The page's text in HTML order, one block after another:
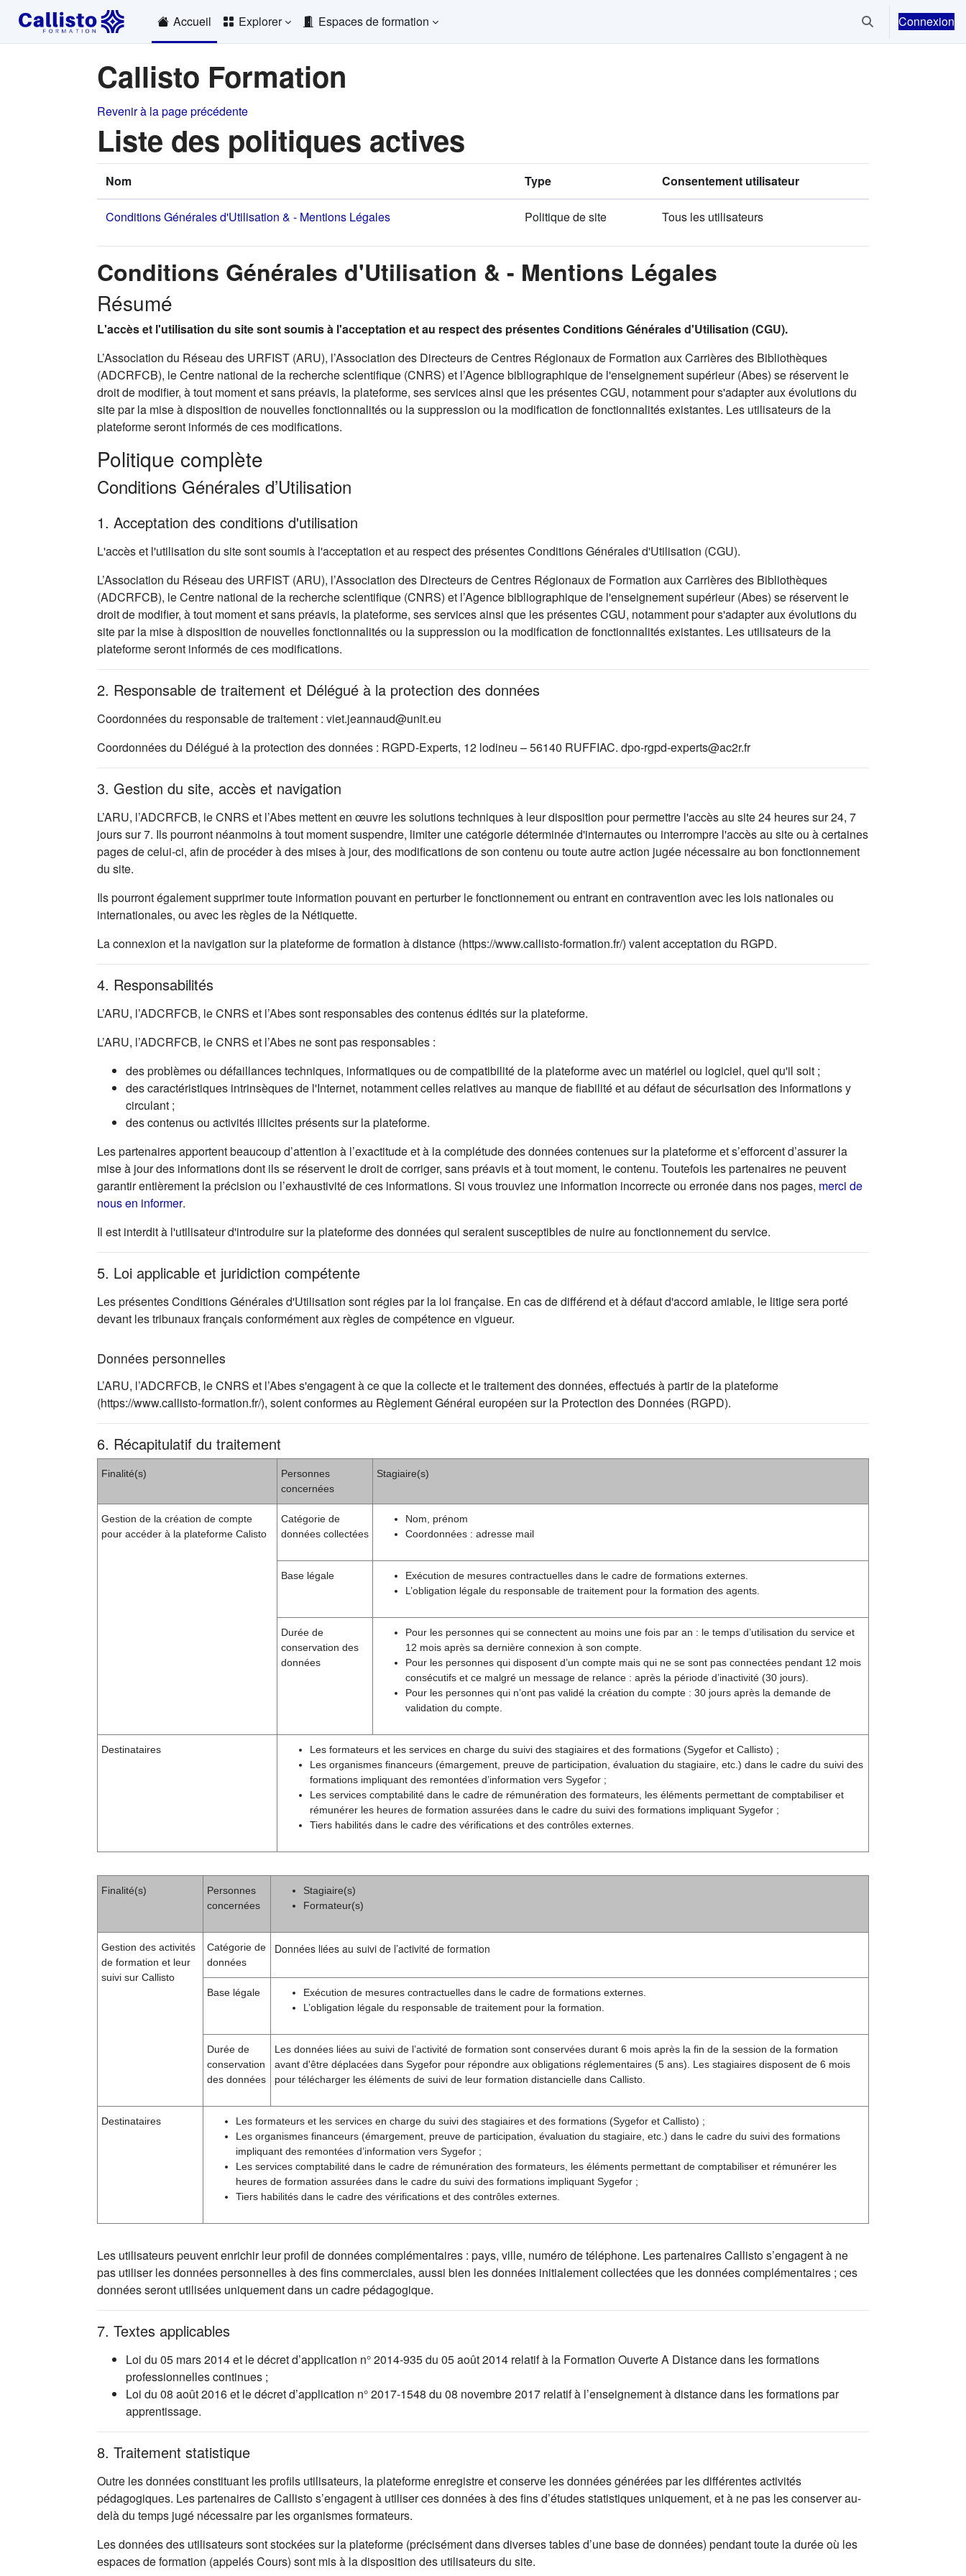
Passer au contenu principal
Accueil
Explorer Espaces de formation Activer/désactiver
Connexion
Callisto Formation
Revenir à la page précédente
Liste des politiques actives
Nom Type Consentement utilisateur
Conditions Générales d'Utilisation & - Mentions Légales Politique de site Tous les utilisateurs
Conditions Générales d'Utilisation & - Mentions Légales
Résumé
L'accès et l'utilisation du site sont soumis à l'acceptation et au respect des présentes Conditions Générales d'Utilisation (CGU).
L’Association du Réseau des URFIST (ARU), l’Association des Directeurs de Centres Régionaux de Formation aux Carrières des Bibliothèques
(ADCRFCB), le Centre national de la recherche scientifique (CNRS) et l’Agence bibliographique de l'enseignement supérieur (Abes) se réservent le
droit de modifier, à tout moment et sans préavis, la plateforme, ses services ainsi que les présentes CGU, notamment pour s'adapter aux évolutions du
site par la mise à disposition de nouvelles fonctionnalités ou la suppression ou la modification de fonctionnalités existantes. Les utilisateurs de la
plateforme seront informés de ces modifications.
Politique complète
Conditions Générales d’Utilisation
1. Acceptation des conditions d'utilisation
L'accès et l'utilisation du site sont soumis à l'acceptation et au respect des présentes Conditions Générales d'Utilisation (CGU).
L’Association du Réseau des URFIST (ARU), l’Association des Directeurs de Centres Régionaux de Formation aux Carrières des Bibliothèques
(ADCRFCB), le Centre national de la recherche scientifique (CNRS) et l’Agence bibliographique de l'enseignement supérieur (Abes) se réservent le
droit de modifier, à tout moment et sans préavis, la plateforme, ses services ainsi que les présentes CGU, notamment pour s'adapter aux évolutions du
site par la mise à disposition de nouvelles fonctionnalités ou la suppression ou la modification de fonctionnalités existantes. Les utilisateurs de la
plateforme seront informés de ces modifications.
2. Responsable de traitement et Délégué à la protection des données
Coordonnées du responsable de traitement : viet.jeannaud@unit.eu
Coordonnées du Délégué à la protection des données : RGPD-Experts, 12 lodineu – 56140 RUFFIAC. dpo-rgpd-experts@ac2r.fr
3. Gestion du site, accès et navigation
L’ARU, l’ADCRFCB, le CNRS et l’Abes mettent en œuvre les solutions techniques à leur disposition pour permettre l'accès au site 24 heures sur 24, 7
jours sur 7. Ils pourront néanmoins à tout moment suspendre, limiter une catégorie déterminée d'internautes ou interrompre l'accès au site ou à certaines
pages de celui-ci, afin de procéder à des mises à jour, des modifications de son contenu ou toute autre action jugée nécessaire au bon fonctionnement
du site.
Ils pourront également supprimer toute information pouvant en perturber le fonctionnement ou entrant en contravention avec les lois nationales ou
internationales, ou avec les règles de la Nétiquette.
La connexion et la navigation sur la plateforme de formation à distance (https://www.callisto-formation.fr/) valent acceptation du RGPD.
4. Responsabilités
L’ARU, l’ADCRFCB, le CNRS et l’Abes sont responsables des contenus édités sur la plateforme.
L’ARU, l’ADCRFCB, le CNRS et l’Abes ne sont pas responsables :
des problèmes ou défaillances techniques, informatiques ou de compatibilité de la plateforme avec un matériel ou logiciel, quel qu'il soit ;
des caractéristiques intrinsèques de l'Internet, notamment celles relatives au manque de fiabilité et au défaut de sécurisation des informations y
circulant ;
des contenus ou activités illicites présents sur la plateforme.
Les partenaires apportent beaucoup d’attention à l’exactitude et à la complétude des données contenues sur la plateforme et s’efforcent d’assurer la
mise à jour des informations dont ils se réservent le droit de corriger, sans préavis et à tout moment, le contenu. Toutefois les partenaires ne peuvent
garantir entièrement la précision ou l’exhaustivité de ces informations. Si vous trouviez une information incorrecte ou erronée dans nos pages, merci de
nous en informer(s'ouvre dans un nouvel onglet)
.
Il est interdit à l'utilisateur d'introduire sur la plateforme des données qui seraient susceptibles de nuire au fonctionnement du service.
5. Loi applicable et juridiction compétente
Les présentes Conditions Générales d'Utilisation sont régies par la loi française. En cas de différend et à défaut d'accord amiable, le litige sera porté
devant les tribunaux français conformément aux règles de compétence en vigueur.
Données personnelles
L’ARU, l’ADCRFCB, le CNRS et l’Abes s'engagent à ce que la collecte et le traitement des données, effectués à partir de la plateforme
(https://www.callisto-formation.fr/), soient conformes au Règlement Général européen sur la Protection des Données (RGPD).
6. Récapitulatif du traitement
Finalité(s)
Personnes
concernées
Stagiaire(s)
Gestion de la création de compte
pour accéder à la plateforme Calisto
Catégorie de
données collectées
Nom, prénom
Coordonnées : adresse mail
Base légale
Exécution de mesures contractuelles dans le cadre de formations externes.
L’obligation légale du responsable de traitement pour la formation des agents.
Durée de
conservation des
données
Pour les personnes qui se connectent au moins une fois par an : le temps d’utilisation du service et
12 mois après sa dernière connexion à son compte.
Pour les personnes qui disposent d’un compte mais qui ne se sont pas connectées pendant 12 mois
consécutifs et ce malgré un message de relance : après la période d’inactivité (30 jours).
Pour les personnes qui n’ont pas validé la création du compte : 30 jours après la demande de
validation du compte.
Destinataires
Les formateurs et les services en charge du suivi des stagiaires et des formations (Sygefor et Callisto) ;
Les organismes financeurs (émargement, preuve de participation, évaluation du stagiaire, etc.) dans le cadre du suivi des
formations impliquant des remontées d’information vers Sygefor ;
Les services comptabilité dans le cadre de rémunération des formateurs, les éléments permettant de comptabiliser et
rémunérer les heures de formation assurées dans le cadre du suivi des formations impliquant Sygefor ;
Tiers habilités dans le cadre des vérifications et des contrôles externes.
Finalité(s)
Personnes
concernées
Stagiaire(s)
Formateur(s)
Gestion des activités
de formation et leur
suivi sur Callisto
Catégorie de
données
Données liées au suivi de l’activité de formation
Base légale
Exécution de mesures contractuelles dans le cadre de formations externes.
L’obligation légale du responsable de traitement pour la formation.
Durée de
conservation
des données
Les données liées au suivi de l’activité de formation sont conservées durant 6 mois après la fin de la session de la formation
avant d'être déplacées dans Sygefor pour répondre aux obligations réglementaires (5 ans). Les stagiaires disposent de 6 mois
pour télécharger les éléments de suivi de leur formation distancielle dans Callisto.
Destinataires
Les formateurs et les services en charge du suivi des stagiaires et des formations (Sygefor et Callisto) ;
Les organismes financeurs (émargement, preuve de participation, évaluation du stagiaire, etc.) dans le cadre du suivi des formations
impliquant des remontées d’information vers Sygefor ;
Les services comptabilité dans le cadre de rémunération des formateurs, les éléments permettant de comptabiliser et rémunérer les
heures de formation assurées dans le cadre du suivi des formations impliquant Sygefor ;
Tiers habilités dans le cadre des vérifications et des contrôles externes.
Les utilisateurs peuvent enrichir leur profil de données complémentaires : pays, ville, numéro de téléphone. Les partenaires Callisto s’engagent à ne
pas utiliser les données personnelles à des fins commerciales, aussi bien les données initialement collectées que les données complémentaires ; ces
données seront utilisées uniquement dans un cadre pédagogique.
7. Textes applicables
Loi du 05 mars 2014 et le décret d’application n° 2014-935 du 05 août 2014 relatif à la Formation Ouverte A Distance dans les formations
professionnelles continues ;
Loi du 08 août 2016 et le décret d’application n° 2017-1548 du 08 novembre 2017 relatif à l’enseignement à distance dans les formations par
apprentissage.
8. Traitement statistique
Outre les données constituant les profils utilisateurs, la plateforme enregistre et conserve les données générées par les différentes activités
pédagogiques. Les partenaires de Callisto s’engagent à utiliser ces données à des fins d’études statistiques uniquement, et à ne pas les conserver au-
delà du temps jugé nécessaire par les organismes formateurs.
Les données des utilisateurs sont stockées sur la plateforme (précisément dans diverses tables d’une base de données) pendant toute la durée où les
espaces de formation (appelés Cours) sont mis à la disposition des utilisateurs du site.